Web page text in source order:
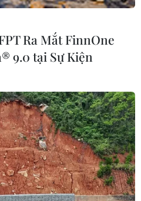
Hàn Quốc
phẩm
#Tập đoàn Lotte
Quốc
#VietnamPlus
Ra Mắt FinnOne
9.0 tại Sự Kiện